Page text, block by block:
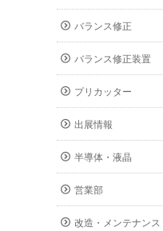
バランス修正
バランス修正装置
プリカッター
出展情報
半導体・液晶
営業部
改造・メンテナンス